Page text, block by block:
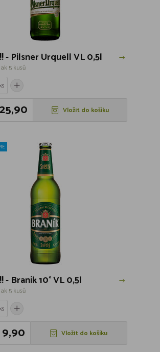
- Pilsner Urquell VL 0,5l
5 kusů
ks
25,90 Vložit do košíku
- Braník 10° VL 0,5l
5 kusů
ks
9,90 Vložit do košíku